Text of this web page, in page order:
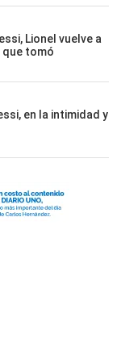
Lionel vuelve a
tomó
en la intimidad y